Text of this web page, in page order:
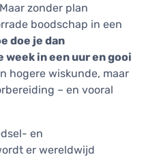
zonder plan
boodschap in een
doe je dan
week in een uur en gooi
hogere wiskunde, maar
– en vooral
en
er wereldwijd